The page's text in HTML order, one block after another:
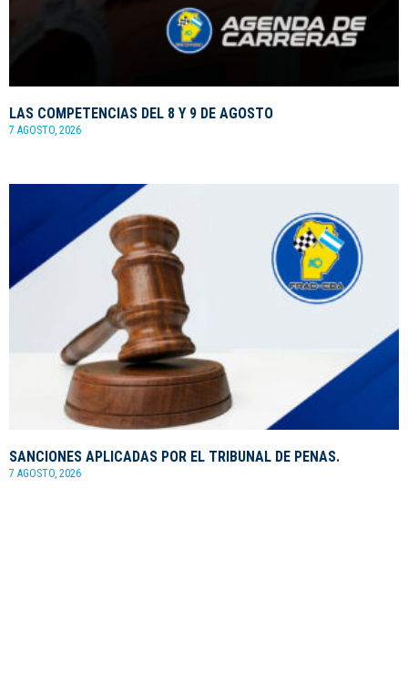
LAS COMPETENCIAS DEL 8 Y 9 DE AGOSTO
7 AGOSTO, 2026
SANCIONES APLICADAS POR EL TRIBUNAL DE PENAS.
7 AGOSTO, 2026